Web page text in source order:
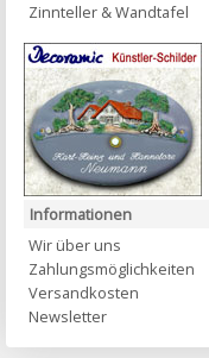
Zinnteller & Wandtafel
Informationen
Wir über uns
Zahlungsmöglichkeiten
Versandkosten
Newsletter